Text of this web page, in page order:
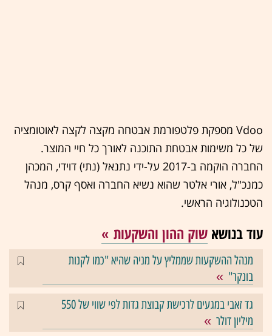
Vdoo מספקת פלטפורמת אבטחה מקצה לקצה לאוטומציה
של כל משימות אבטחת התוכנה לאורך כל חיי המוצר.
החברה הוקמה ב-2017 על-ידי נתנאל (נתי) דוידי, המכהן
כמנכ"ל, אורי אלטר שהוא נשיא החברה ואסף קרס, מנהל
הטכנולוגיה הראשי.
עוד בנושא שוק ההון והשקעות
מנהל ההשקעות שממליץ על מניה שהיא "כמו לקנות
בונקר"
גד זאבי במגעים לרכישת קבוצת גדות לפי שווי של 550
מיליון דולר